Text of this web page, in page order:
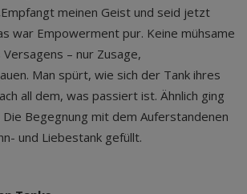
meinen Geist und seid jetzt
war Empowerment pur. Keine mühsame
– nur Zusage,
Man spürt, wie sich der Tank ihres
all dem, was passiert ist. Ähnlich ging
Begegnung mit dem Auferstandenen
und Liebestank gefüllt.